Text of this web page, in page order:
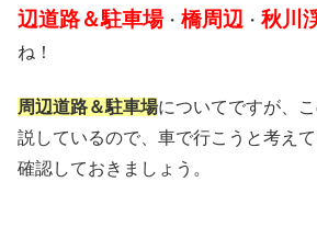
辺道路＆駐車場・ 橋周辺 ・ 秋川
ね！
周辺道路＆駐車場についてですが、
説しているので、車で行こうと考え
確認しておきましょう。